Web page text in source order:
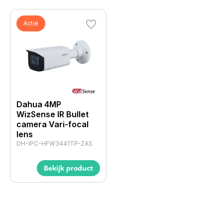
Actie
Dahua 4MP
WizSense IR Bullet
camera Vari-focal
lens
DH-IPC-HFW3441TP-ZAS
Bekijk product